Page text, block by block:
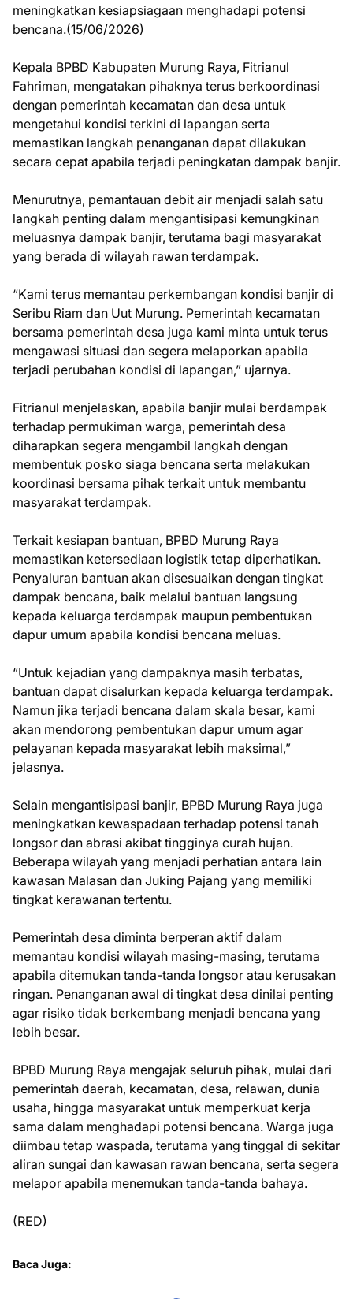
meningkatkan kesiapsiagaan menghadapi potensi
bencana.(15/06/2026)
Kepala BPBD Kabupaten Murung Raya, Fitrianul
Fahriman, mengatakan pihaknya terus berkoordinasi
dengan pemerintah kecamatan dan desa untuk
mengetahui kondisi terkini di lapangan serta
memastikan langkah penanganan dapat dilakukan
secara cepat apabila terjadi peningkatan dampak banjir.
Menurutnya, pemantauan debit air menjadi salah satu
langkah penting dalam mengantisipasi kemungkinan
meluasnya dampak banjir, terutama bagi masyarakat
yang berada di wilayah rawan terdampak.
“Kami terus memantau perkembangan kondisi banjir di
Seribu Riam dan Uut Murung. Pemerintah kecamatan
bersama pemerintah desa juga kami minta untuk terus
mengawasi situasi dan segera melaporkan apabila
terjadi perubahan kondisi di lapangan,” ujarnya.
Fitrianul menjelaskan, apabila banjir mulai berdampak
terhadap permukiman warga, pemerintah desa
diharapkan segera mengambil langkah dengan
membentuk posko siaga bencana serta melakukan
koordinasi bersama pihak terkait untuk membantu
masyarakat terdampak.
Terkait kesiapan bantuan, BPBD Murung Raya
memastikan ketersediaan logistik tetap diperhatikan.
Penyaluran bantuan akan disesuaikan dengan tingkat
dampak bencana, baik melalui bantuan langsung
kepada keluarga terdampak maupun pembentukan
dapur umum apabila kondisi bencana meluas.
“Untuk kejadian yang dampaknya masih terbatas,
bantuan dapat disalurkan kepada keluarga terdampak.
Namun jika terjadi bencana dalam skala besar, kami
akan mendorong pembentukan dapur umum agar
pelayanan kepada masyarakat lebih maksimal,”
jelasnya.
Selain mengantisipasi banjir, BPBD Murung Raya juga
meningkatkan kewaspadaan terhadap potensi tanah
longsor dan abrasi akibat tingginya curah hujan.
Beberapa wilayah yang menjadi perhatian antara lain
kawasan Malasan dan Juking Pajang yang memiliki
tingkat kerawanan tertentu.
Pemerintah desa diminta berperan aktif dalam
memantau kondisi wilayah masing-masing, terutama
apabila ditemukan tanda-tanda longsor atau kerusakan
ringan. Penanganan awal di tingkat desa dinilai penting
agar risiko tidak berkembang menjadi bencana yang
lebih besar.
BPBD Murung Raya mengajak seluruh pihak, mulai dari
pemerintah daerah, kecamatan, desa, relawan, dunia
usaha, hingga masyarakat untuk memperkuat kerja
sama dalam menghadapi potensi bencana. Warga juga
diimbau tetap waspada, terutama yang tinggal di sekitar
aliran sungai dan kawasan rawan bencana, serta segera
melapor apabila menemukan tanda-tanda bahaya.
(RED)
Baca Juga: